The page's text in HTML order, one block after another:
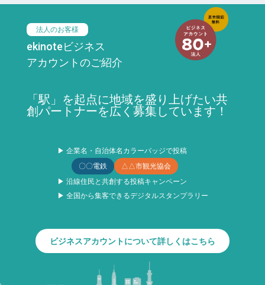
法人のお客様
ekinoteビジネス
アカウントのご紹介
「駅」を起点に地域を盛り上げたい共
創パートナーを広く募集しています！
▶ 企業名・自治体名カラーバッジで投稿
〇〇電鉄
△△市観光協会
▶ 沿線住民と共創する投稿キャンペーン
▶ 全国から集客できるデジタルスタンプラリー
ビジネスアカウントについて詳しくはこちら